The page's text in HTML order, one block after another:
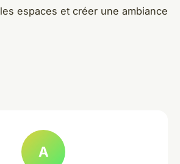
espaces et créer une ambiance
A